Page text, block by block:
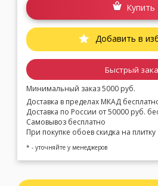
Купить
Добавить в
Быстрый
Минимальный заказ 5000 руб.
Доставка в пределах МКАД
Доставка по России от 50000 руб.
Самовывоз бесплатно
При покупке обоев скидка на плитку
* - уточняйте у менеджеров